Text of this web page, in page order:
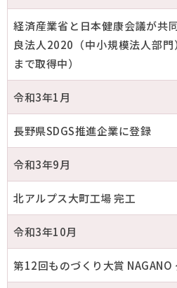
経済産業省と日本健康会議が共
良法人2020（中小規模法人部
まで取得中）
令和3年1月
長野県SDGS推進企業に登録
令和3年9月
北アルプス大町工場 完工
令和3年10月
第12回ものづくり大賞 NAGANO